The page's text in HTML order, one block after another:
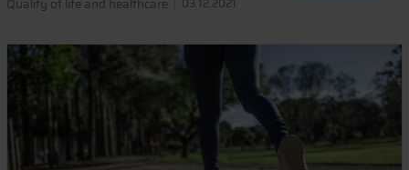
Quality of life and healthcare